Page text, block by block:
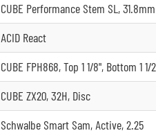
CUBE Performance Stem SL, 31.8mm
ACID React
CUBE FPH868, Top 1 1/8", Bottom 1
CUBE ZX20, 32H, Disc
Schwalbe Smart Sam, Active, 2.25